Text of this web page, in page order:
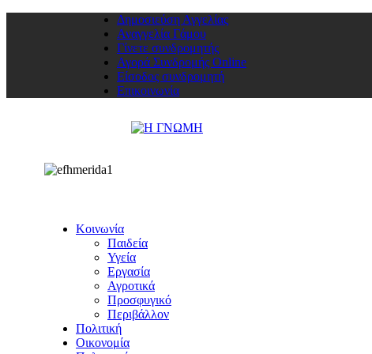
Δημοσιεύση Αγγελίας
Αναγγελία Γάμου
Γίνετε συνδρομητής
Αγορά Συνδρομής Online
Είσοδος συνδρομητή
Επικοινωνία
Κοινωνία
Παιδεία
Υγεία
Εργασία
Αγροτικά
Προσφυγικό
Περιβάλλον
Πολιτική
Οικονομία